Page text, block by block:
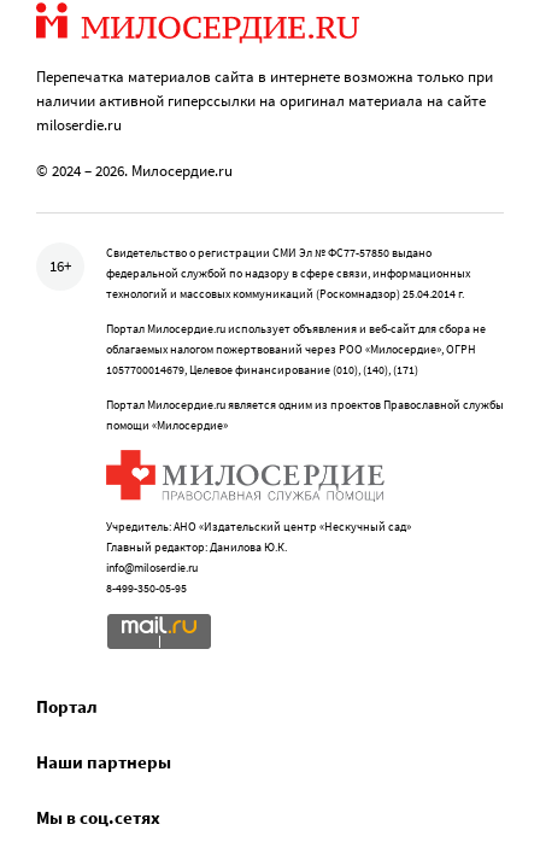
Перепечатка материалов сайта в интернете возможна только при
наличии активной гиперссылки на оригинал материала на сайте
miloserdie.ru
© 2024 – 2026. Милосердие.ru
16+
Свидетельство о регистрации СМИ Эл № ФС77-57850 выдано
федеральной службой по надзору в сфере связи, информационных
технологий и массовых коммуникаций (Роскомнадзор) 25.04.2014 г.
Портал Милосердие.ru использует объявления и веб-сайт для сбора не
облагаемых налогом пожертвований через РОО «Милосердие», ОГРН
1057700014679, Целевое финансирование (010), (140), (171)
Портал Милосердие.ru является одним из проектов Православной службы
помощи «Милосердие»
Учредитель: АНО «Издательский центр «Нескучный сад»
Главный редактор: Данилова Ю.К.
info@miloserdie.ru
8-499-350-05-95
Портал
Наши партнеры
Мы в соц.сетях